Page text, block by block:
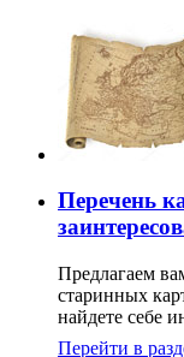
Перечень
Предлагаем
старинных
найдете себе
Перейти в